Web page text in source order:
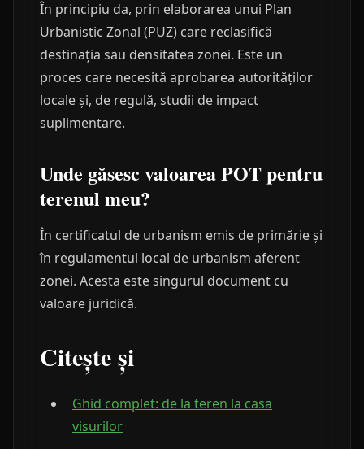
În principiu da, prin elaborarea unui Plan
Urbanistic Zonal (PUZ) care reclasifică
destinația sau densitatea zonei. Este un
proces care necesită aprobarea autorităților
locale și, de regulă, studii de impact
suplimentare.
Unde găsesc valoarea POT pentru
terenul meu?
În certificatul de urbanism emis de primărie și
în regulamentul local de urbanism aferent
zonei. Acesta este singurul document cu
valoare juridică.
Citește și
Ghid complet: de la teren la casa
visurilor